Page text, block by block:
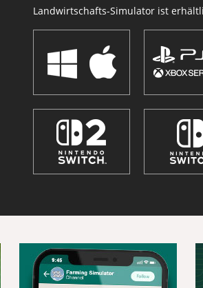
Landwirtschafts-Simulator ist